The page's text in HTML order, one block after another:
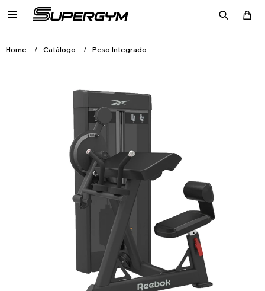

Home Catálogo Peso Integrado